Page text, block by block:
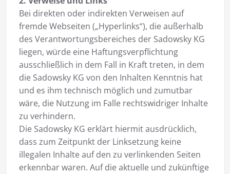
Bei direkten oder indirekten Verweisen auf
fremde Webseiten („Hyperlinks“), die außerhalb
des Verantwortungsbereiches der Sadowsky KG
liegen, würde eine Haftungsverpflichtung
ausschließlich in dem Fall in Kraft treten, in dem
die Sadowsky KG von den Inhalten Kenntnis hat
und es ihm technisch möglich und zumutbar
wäre, die Nutzung im Falle rechtswidriger Inhalte
zu verhindern.
Die Sadowsky KG erklärt hiermit ausdrücklich,
dass zum Zeitpunkt der Linksetzung keine
illegalen Inhalte auf den zu verlinkenden Seiten
erkennbar waren. Auf die aktuelle und zukünftige